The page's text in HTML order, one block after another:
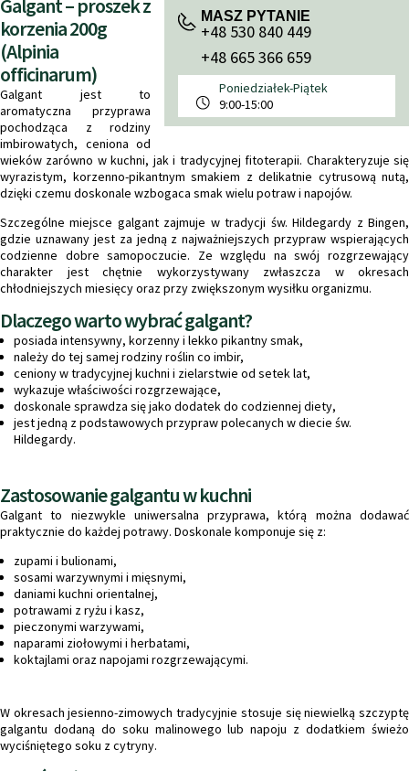
MASZ PYTANIE
+48 530 840 449
+48 665 366 659
Poniedziałek-Piątek
9:00-15:00
Galgant – proszek z
korzenia 200g
(Alpinia
officinarum)
Galgant jest to
aromatyczna przyprawa
pochodząca z rodziny
imbirowatych, ceniona od
wieków zarówno w kuchni, jak i tradycyjnej fitoterapii. Charakteryzuje się
wyrazistym, korzenno-pikantnym smakiem z delikatnie cytrusową nutą,
dzięki czemu doskonale wzbogaca smak wielu potraw i napojów.
Szczególne miejsce galgant zajmuje w tradycji św. Hildegardy z Bingen,
gdzie uznawany jest za jedną z najważniejszych przypraw wspierających
codzienne dobre samopoczucie. Ze względu na swój rozgrzewający
charakter jest chętnie wykorzystywany zwłaszcza w okresach
chłodniejszych miesięcy oraz przy zwiększonym wysiłku organizmu.
Dlaczego warto wybrać galgant?
posiada intensywny, korzenny i lekko pikantny smak,
należy do tej samej rodziny roślin co imbir,
ceniony w tradycyjnej kuchni i zielarstwie od setek lat,
wykazuje właściwości rozgrzewające,
doskonale sprawdza się jako dodatek do codziennej diety,
jest jedną z podstawowych przypraw polecanych w diecie św.
Hildegardy.
Zastosowanie galgantu w kuchni
Galgant to niezwykle uniwersalna przyprawa, którą można dodawać
praktycznie do każdej potrawy. Doskonale komponuje się z:
zupami i bulionami,
sosami warzywnymi i mięsnymi,
daniami kuchni orientalnej,
potrawami z ryżu i kasz,
pieczonymi warzywami,
naparami ziołowymi i herbatami,
koktajlami oraz napojami rozgrzewającymi.
W okresach jesienno-zimowych tradycyjnie stosuje się niewielką szczyptę
galgantu dodaną do soku malinowego lub napoju z dodatkiem świeżo
wyciśniętego soku z cytryny.